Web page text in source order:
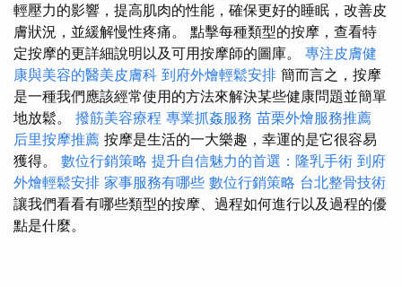
輕壓力的影響，提高肌肉的性能，確保更好的睡眠，改善皮
膚狀況，並緩解慢性疼痛。 點擊每種類型的按摩，查看特
定按摩的更詳細說明以及可用按摩師的圖庫。 專注皮膚健
康與美容的醫美皮膚科 到府外燴輕鬆安排 簡而言之，按摩
是一種我們應該經常使用的方法來解決某些健康問題並簡單
地放鬆。 撥筋美容療程 專業抓姦服務 苗栗外燴服務推薦
后里按摩推薦 按摩是生活的一大樂趣，幸運的是它很容易
獲得。 數位行銷策略 提升自信魅力的首選：隆乳手術 到府
外燴輕鬆安排 家事服務有哪些 數位行銷策略 台北整骨技術
讓我們看看有哪些類型的按摩、過程如何進行以及過程的優
點是什麼。